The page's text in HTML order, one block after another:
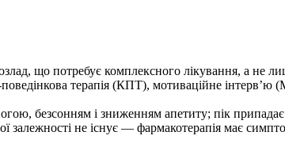
що потребує комплексного лікування, а не
терапія (КПТ), мотиваційне
безсонням і зниженням апетиту; пік
залежності не існує — фармакотерапія має